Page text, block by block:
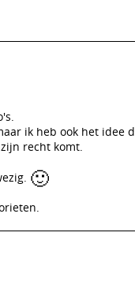
ik heb ook het idee
recht komt.
🙂